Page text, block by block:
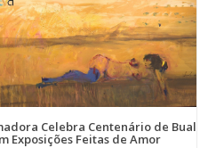
Celebra Centenário de Bual
Exposições Feitas de Amor